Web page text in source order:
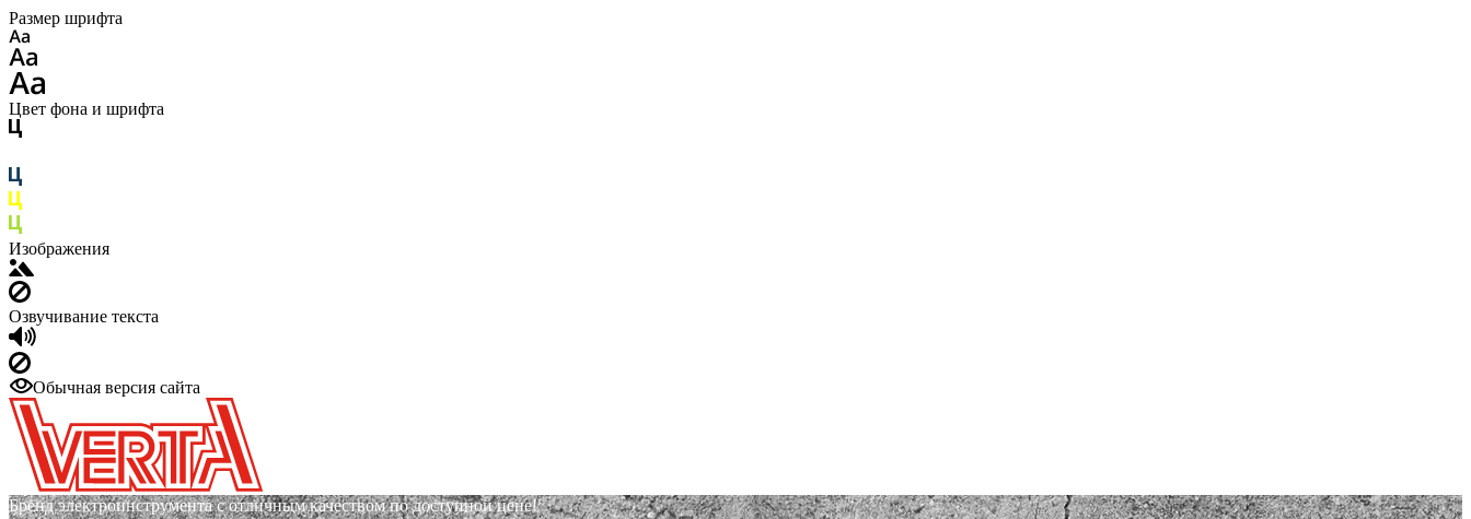
Размер шрифта
Цвет фона и шрифта
Изображения
Озвучивание текста
Обычная версия сайта
Бренд электроинструмента с отличным качеством по доступной цене!